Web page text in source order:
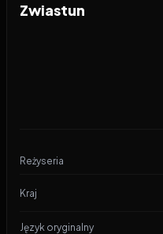
Zwiastun
Reżyseria
Kraj
Język oryginalny